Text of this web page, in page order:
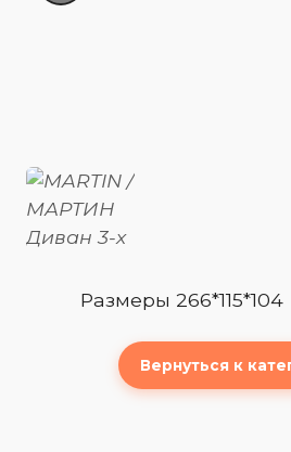
Размеры 266*115*104
Вернуться к